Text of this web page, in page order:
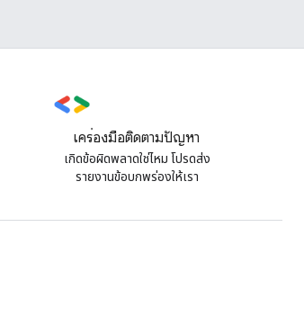
เครื่องมือติดตามปัญหา
เกิดข้อผิดพลาดใช่ไหม โปรดส่ง
รายงานข้อบกพร่องให้เรา